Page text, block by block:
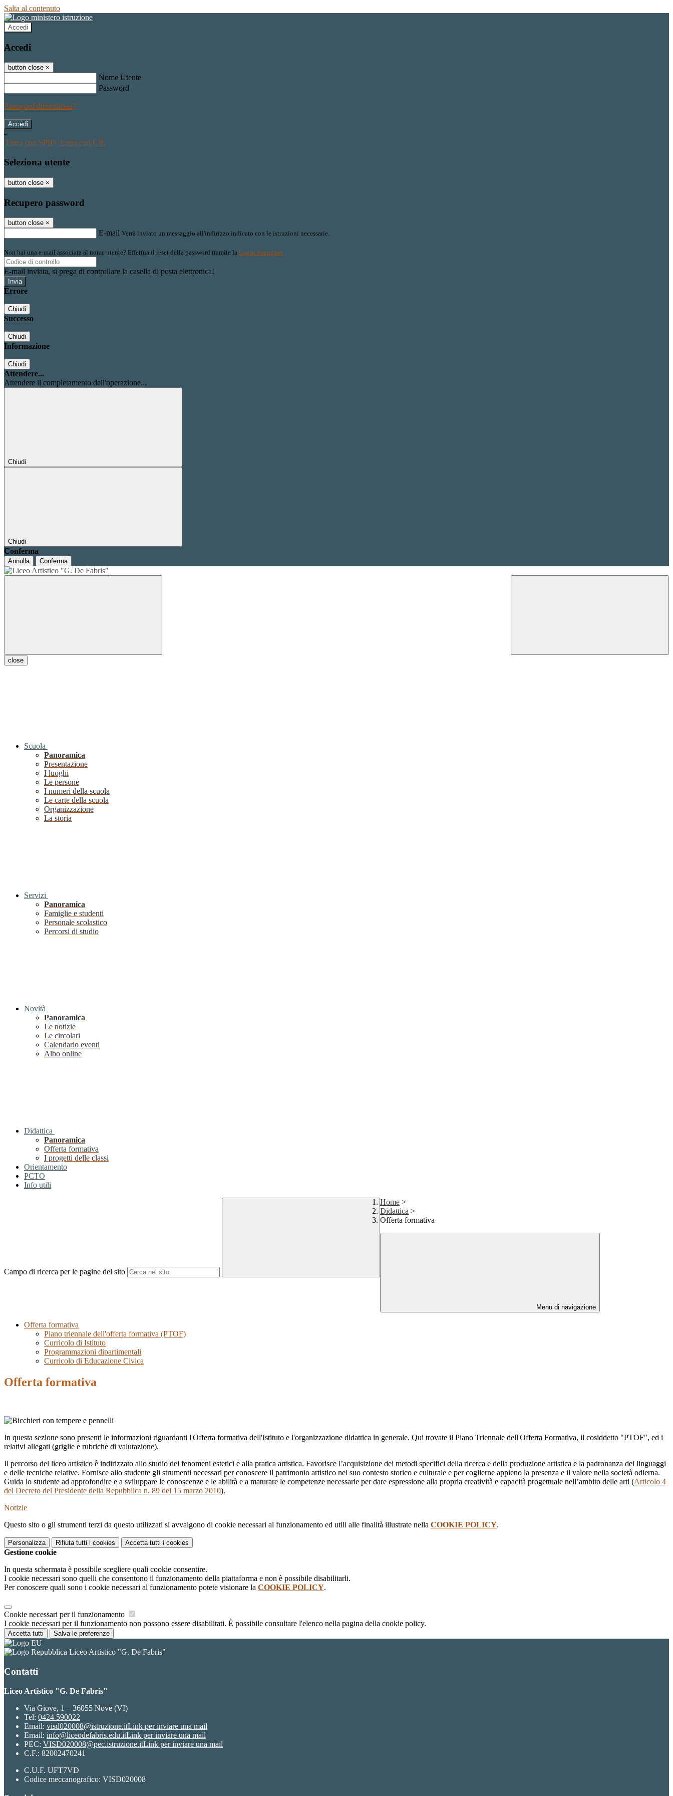
Salta al contenuto
Accedi
Accedi
button close ×
Nome Utente
Password
Password dimenticata?
-
Entra con SPID Entra con CIE
Seleziona utente
button close ×
Recupero password
button close ×
E-mail Verrà inviato un messaggio all'indirizzo indicato con le istruzioni necessarie.
Non hai una e-mail associata al nome utente? Effettua il reset della password tramite la Login Spaggiari
E-mail inviata, si prega di controllare la casella di posta elettronica!
Errore
Chiudi
Successo
Chiudi
Informazione
Chiudi
Attendere...
Attendere il completamento dell'operazione...
Chiudi
Chiudi
Conferma
Annulla Conferma
close
Scuola
Panoramica
Presentazione
I luoghi
Le persone
I numeri della scuola
Le carte della scuola
Organizzazione
La storia
Servizi
Panoramica
Famiglie e studenti
Personale scolastico
Percorsi di studio
Novità
Panoramica
Le notizie
Le circolari
Calendario eventi
Albo online
Didattica
Panoramica
Offerta formativa
I progetti delle classi
Orientamento
PCTO
Info utili
Campo di ricerca per le pagine del sito
Home >
Didattica >
Offerta formativa
Menu di navigazione
Offerta formativa
Piano triennale dell'offerta formativa (PTOF)
Curricolo di Istituto
Programmazioni dipartimentali
Curricolo di Educazione Civica
Offerta formativa
In questa sezione sono presenti le informazioni riguardanti l'Offerta formativa dell'Istituto e l'organizzazione didattica in generale. Qui trovate il Piano Triennale dell'Offerta Formativa, il cosiddetto "PTOF", ed i
relativi allegati (griglie e rubriche di valutazione).
Il percorso del liceo artistico è indirizzato allo studio dei fenomeni estetici e alla pratica artistica. Favorisce l’acquisizione dei metodi specifici della ricerca e della produzione artistica e la padronanza dei linguaggi
e delle tecniche relative. Fornisce allo studente gli strumenti necessari per conoscere il patrimonio artistico nel suo contesto storico e culturale e per coglierne appieno la presenza e il valore nella società odierna.
Guida lo studente ad approfondire e a sviluppare le conoscenze e le abilità e a maturare le competenze necessarie per dare espressione alla propria creatività e capacità progettuale nell’ambito delle arti (Articolo 4
del Decreto del Presidente della Repubblica n. 89 del 15 marzo 2010).
Notizie
Questo sito o gli strumenti terzi da questo utilizzati si avvalgono di cookie necessari al funzionamento ed utili alle finalità illustrate nella COOKIE POLICY.
Personalizza Rifiuta tutti i cookies Accetta tutti i cookies
Gestione cookie
In questa schermata è possibile scegliere quali cookie consentire.
I cookie necessari sono quelli che consentono il funzionamento della piattaforma e non è possibile disabilitarli.
Per conoscere quali sono i cookie necessari al funzionamento potete visionare la COOKIE POLICY.
Cookie necessari per il funzionamento
I cookie necessari per il funzionamento non possono essere disabilitati. È possibile consultare l'elenco nella pagina della cookie policy.
Accetta tutti Salva le preferenze
Liceo Artistico "G. De Fabris"
Contatti
Liceo Artistico "G. De Fabris"
Via Giove, 1 – 36055 Nove (VI)
Tel: 0424 590022
Email: visd020008@istruzione.itLink per inviare una mail
Email: info@liceodefabris.edu.itLink per inviare una mail
PEC: VISD020008@pec.istruzione.itLink per inviare una mail
C.F.: 82002470241
C.U.F. UFT7VD
Codice meccanografico: VISD020008